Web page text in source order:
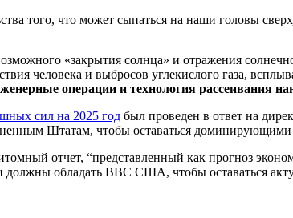
того, что может сыпаться на наши головы
«закрытия солнца» и отражения
человека и выбросов углекислого газа,
операции и технология рассеивания
сил на 2025 год был проведен в ответ на
Штатам, чтобы оставаться
отчет, “представленный как прогноз
должны обладать ВВС США, чтобы оставаться